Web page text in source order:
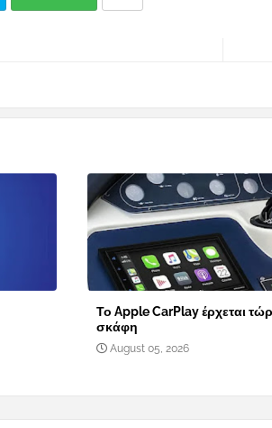
Το Apple CarPlay έρχεται
σκάφη
August 05, 2026